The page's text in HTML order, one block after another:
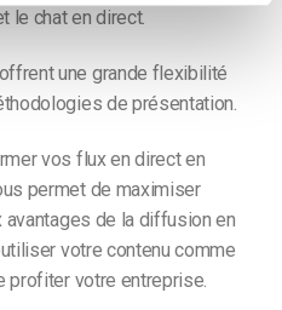
le chat en direct.
une grande flexibilité
de présentation.
vos flux en direct en
permet de maximiser
avantages de la diffusion en
votre contenu comme
profiter votre entreprise.